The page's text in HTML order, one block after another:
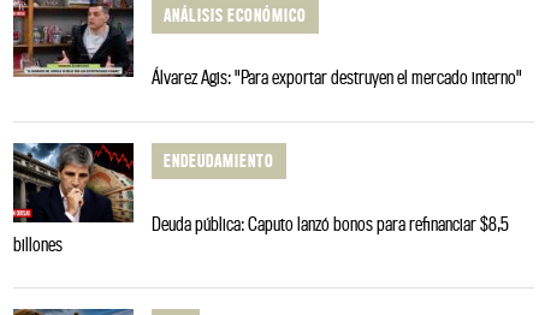
ANÁLISIS ECONÓMICO
Álvarez Agis: "Para exportar destruyen el mercado interno"
ENDEUDAMIENTO
Deuda pública: Caputo lanzó bonos para refinanciar $8,5
billones